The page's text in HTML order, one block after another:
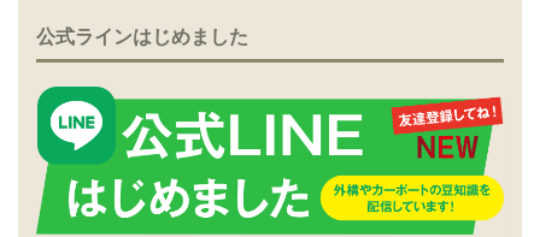
公式ラインはじめました